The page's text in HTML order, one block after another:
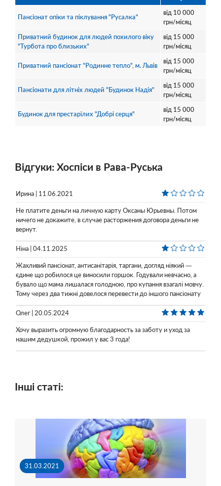
Пансіонат опіки та піклування "Русалка"
від 10 000
грн/місяц
Приватний будинок для людей похилого віку
"Турбота про близьких"
від 15 000
грн/місяц
Приватний пансіонат "Родинне тепло", м. Львів
від 15 000
грн/місяц
Пансіонати для літніх людей "Будинок Надія"
від 15 000
грн/місяц
Будинок для престарілих "Добрі серця"
від 15 000
грн/місяц
Відгуки: Хоспіси в Рава-Руська
Ирина | 11.06.2021
Не платите деньги на личную карту Оксаны Юрьевны. Потом
ничего не докажите, в случае расторжения договора деньги не
вернут.
Ніна | 04.11.2025
Жахливий пансіонат, антисанітарія, таргани, догляд ніякий —
єдине що робилося це виносили горшок. Годували невчасно, а
бувало що мама лишалася голодною, про купання взагалі мовчу.
Тому через два тижні довелося перевести до іншого пансіонату
Олег | 20.05.2024
Хочу выразить огромную благодарность за заботу и уход за
нашим дедушкой, прожил у вас 3 года!
Інші статі:
31.03.2021